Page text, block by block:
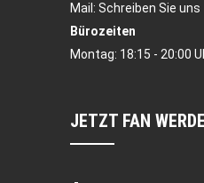
Mail: Schreiben Sie uns
Bürozeiten
Montag: 18:15 - 20:00
JETZT FAN